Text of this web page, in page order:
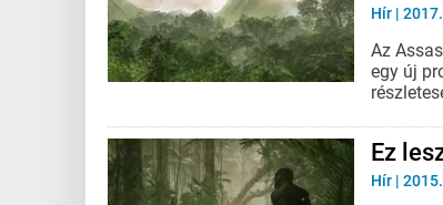
Hír |
Az
egy új
Ez
Hír |